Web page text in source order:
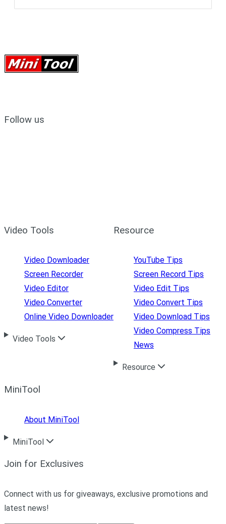
Follow us
Video Tools
Video Downloader
Screen Recorder
Video Editor
Video Converter
Online Video Downloader
Video Tools
Resource
YouTube Tips
Screen Record Tips
Video Edit Tips
Video Convert Tips
Video Download Tips
Video Compress Tips
News
Resource
MiniTool
About MiniTool
MiniTool
Join for Exclusives
Connect with us for giveaways, exclusive promotions and
latest news!